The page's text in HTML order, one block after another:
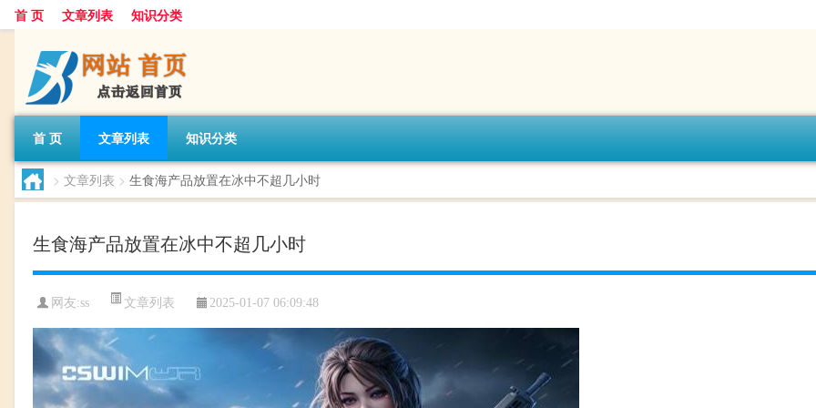
首 页 文章列表 知识分类
首 页 文章列表 知识分类
> 文章列表 > 生食海产品放置在冰中不超几小时
生食海产品放置在冰中不超几小时
网友:ss 文章列表 2025-01-07 06:09:48